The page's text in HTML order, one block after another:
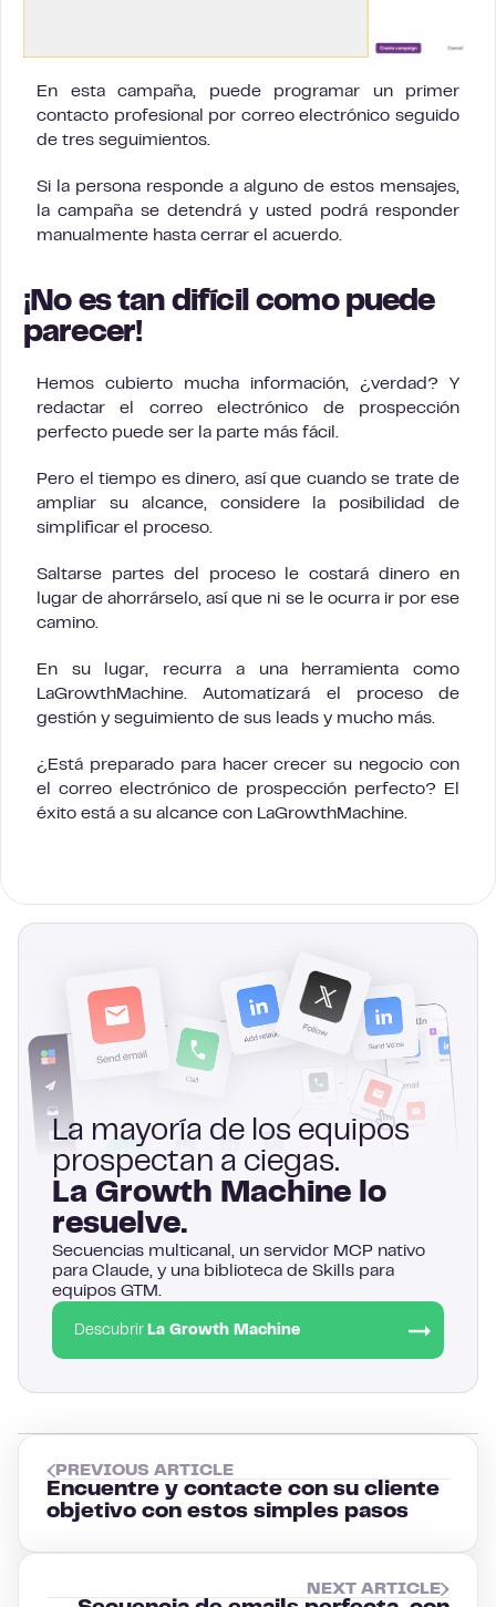
En esta campaña, puede programar un primer
contacto profesional por correo electrónico seguido
de tres seguimientos.
Si la persona responde a alguno de estos mensajes,
la campaña se detendrá y usted podrá responder
manualmente hasta cerrar el acuerdo.
¡No es tan difícil como puede
parecer!
Hemos cubierto mucha información, ¿verdad? Y
redactar el correo electrónico de prospección
perfecto puede ser la parte más fácil.
Pero el tiempo es dinero, así que cuando se trate de
ampliar su alcance, considere la posibilidad de
simplificar el proceso.
Saltarse partes del proceso le costará dinero en
lugar de ahorrárselo, así que ni se le ocurra ir por ese
camino.
En su lugar, recurra a una herramienta como
LaGrowthMachine. Automatizará el proceso de
gestión y seguimiento de sus leads y mucho más.
¿Está preparado para hacer crecer su negocio con
el correo electrónico de prospección perfecto? El
éxito está a su alcance con LaGrowthMachine.
La mayoría de los equipos
prospectan a ciegas.
La Growth Machine lo
resuelve.
Secuencias multicanal, un servidor MCP nativo
para Claude, y una biblioteca de Skills para
equipos GTM.
Descubrir La Growth Machine
PREVIOUS ARTICLE
Encuentre y contacte con su cliente
objetivo con estos simples pasos
NEXT ARTICLE